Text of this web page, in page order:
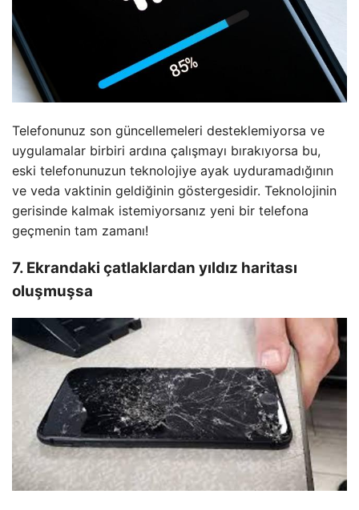
Telefonunuz son güncellemeleri desteklemiyorsa ve
uygulamalar birbiri ardına çalışmayı bırakıyorsa bu,
eski telefonunuzun teknolojiye ayak uyduramadığının
ve veda vaktinin geldiğinin göstergesidir. Teknolojinin
gerisinde kalmak istemiyorsanız yeni bir telefona
geçmenin tam zamanı!
7. Ekrandaki çatlaklardan yıldız haritası
oluşmuşsa